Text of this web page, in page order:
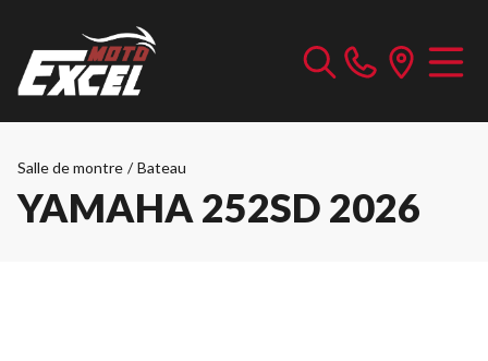
Salle de montre / Bateau
YAMAHA 252SD 2026